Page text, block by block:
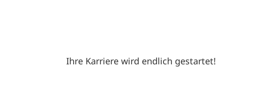
Ihre Karriere wird endlich gestartet!